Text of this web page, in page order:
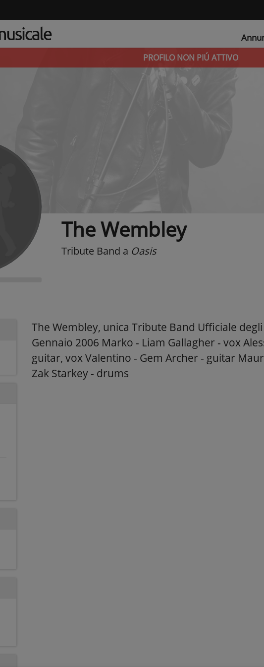
PROFILO NON PIÚ ATTIVO
The Wembley
Tribute Band a Oasis
The Wembley, unica Tribute Band Ufficiale degli
Gennaio 2006 Marko - Liam Gallagher - vox
guitar, vox Valentino - Gem Archer - guitar
Zak Starkey - drums